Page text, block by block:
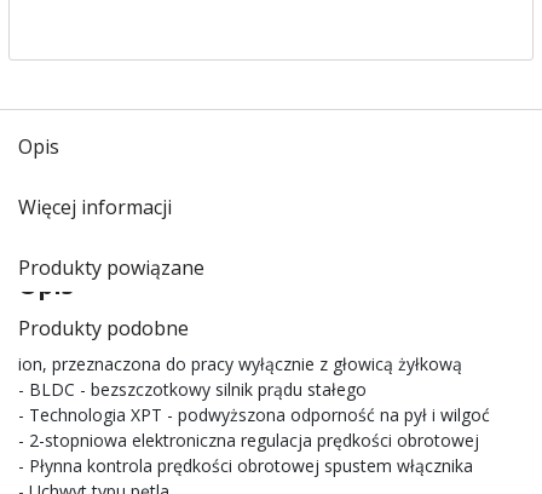
Opis
Więcej informacji
Produkty powiązane
Produkty podobne
Opis
- Akumulatorowa podkaszarka zasilana akumulatorem 18 V Li-
ion, przeznaczona do pracy wyłącznie z głowicą żyłkową
- BLDC - bezszczotkowy silnik prądu stałego
- Technologia XPT - podwyższona odporność na pył i wilgoć
- 2-stopniowa elektroniczna regulacja prędkości obrotowej
- Płynna kontrola prędkości obrotowej spustem włącznika